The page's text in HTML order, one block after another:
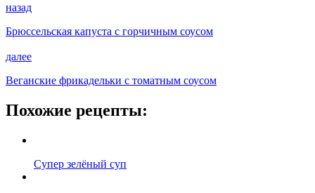
назад
Брюссельская капуста с горчичным соусом
далее
Веганские фрикадельки с томатным соусом
Похожие рецепты:
Супер зелёный суп